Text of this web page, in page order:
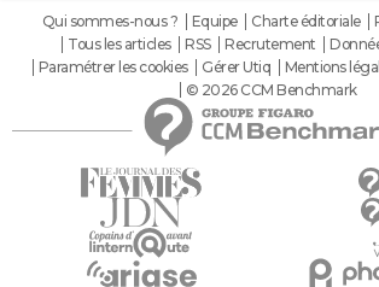
Qui sommes-nous ? Equipe Charte éditoriale
Tous les articles
RSS Recrutement
Paramétrer les cookies
Gérer Utiq Mentions
© 2026 CCM Benchmark